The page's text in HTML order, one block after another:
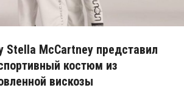
Stella McCartney представил
костюм из
вискозы